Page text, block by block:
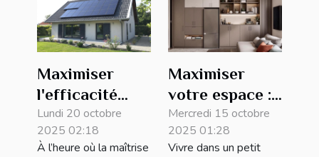
Maximiser
l'efficacité
énergétique
chez soi :
Lundi 20 octobre
2025 02:18
À l’heure où la maîtrise
Maximiser
votre espace :
astuces pour
petits
Mercredi 15 octobre
2025 01:28
Vivre dans un petit